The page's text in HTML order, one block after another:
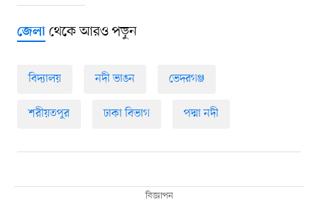
জেলাথেকে আরও পড়ুন
বিদ্যালয় নদী ভাঙন ভেদরগঞ্জ
শরীয়তপুর ঢাকা বিভাগ পদ্মা নদী